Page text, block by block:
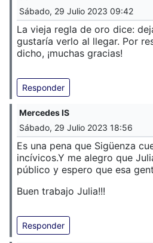
Sábado, 29 Julio 2023 09:42
La vieja regla de oro dice:
gustaría verlo al llegar. Por
dicho, ¡muchas gracias!
Responder
Mercedes IS
Sábado, 29 Julio 2023 18:56
Es una pena que Sigüenza
incívicos.Y me alegro que
público y espero que esa
Buen trabajo Julia!!!
Responder